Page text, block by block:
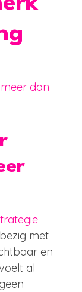
met
en
al